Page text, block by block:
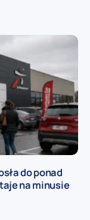
do ponad
na minusie